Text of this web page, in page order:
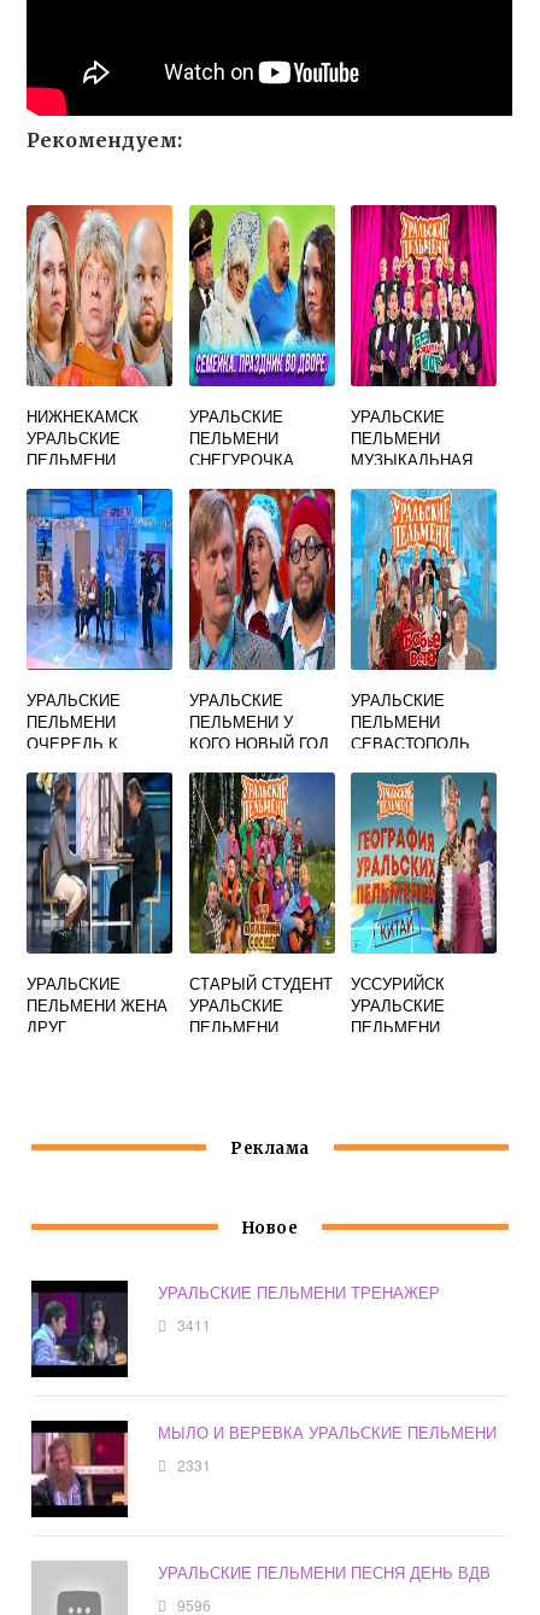
Рекомендуем:
НИЖНЕКАМСК
УРАЛЬСКИЕ
ПЕЛЬМЕНИ
УРАЛЬСКИЕ
ПЕЛЬМЕНИ
СНЕГУРОЧКА
УРАЛЬСКИЕ
ПЕЛЬМЕНИ
МУЗЫКАЛЬНАЯ
УРАЛЬСКИЕ
ПЕЛЬМЕНИ
ОЧЕРЕДЬ К
УРАЛЬСКИЕ
ПЕЛЬМЕНИ У
КОГО НОВЫЙ ГОД
УРАЛЬСКИЕ
ПЕЛЬМЕНИ
СЕВАСТОПОЛЬ
УРАЛЬСКИЕ
ПЕЛЬМЕНИ ЖЕНА
ДРУГ
СТАРЫЙ СТУДЕНТ
УРАЛЬСКИЕ
ПЕЛЬМЕНИ
УССУРИЙСК
УРАЛЬСКИЕ
ПЕЛЬМЕНИ
Реклама
Новое
УРАЛЬСКИЕ ПЕЛЬМЕНИ ТРЕНАЖЕР
3411
МЫЛО И ВЕРЕВКА УРАЛЬСКИЕ ПЕЛЬМЕНИ
2331
УРАЛЬСКИЕ ПЕЛЬМЕНИ ПЕСНЯ ДЕНЬ ВДВ
9596